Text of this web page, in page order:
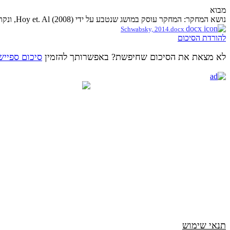
מבוא
נושא המחקר: המחקר עוסק במושג שנטבע על ידי Hoy et. Al (2008), ונקרא התנהגות אזרחית אישית (Individual citizenship behavior - ICB). המושג מתייחס להתנהגות שמורים מפנים כלפי...
להורדת הסיכום
לא מצאת את הסיכום שחיפשת? באפשרותך להזמין סיכום
תנאי שימוש